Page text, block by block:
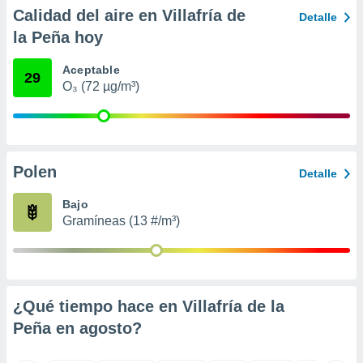
u
datos
momento
en
de
datos
Calidad del aire en Villafría de
la Peña hoy
Detalle
29 Aceptable
O₃ (72 µg/m³)
Polen Detalle
Bajo
Gramíneas (13 #/m³)
¿Qué tiempo hace en Villafría de la
Peña en agosto?